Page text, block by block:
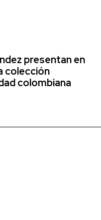
presentan en
colección
colombiana